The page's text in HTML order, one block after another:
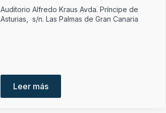
Auditorio Alfredo Kraus Avda. Príncipe de
Asturias, s/n. Las Palmas de Gran Canaria
Leer más